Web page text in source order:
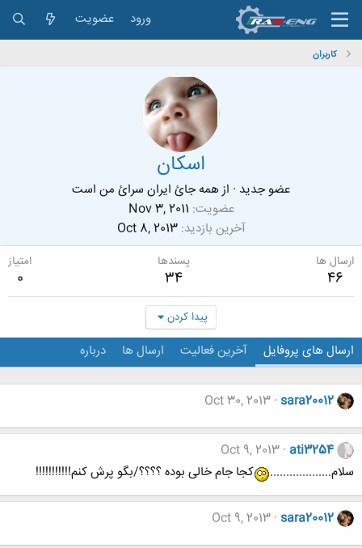
ورود عضویت
کاربران
اسکان
عضو جدید · ازهمه جائ ایران سرائ من است
عضویت Nov 3, 2011
آخرین بازدید Oct 8, 2013
ارسال ها
46
پسندها
34
امتیاز
0
پیدا کردن
ارسال های پروفایل آخرین فعالیت ارسال ها درباره
sara20012
Oct 30, 2013
ati3254
Oct 9, 2013
سلام...................
کجا جام خالی بوده ؟؟؟؟/بگو پرش کنم!!!!!!!!!!!
sara20012
Oct 9, 2013